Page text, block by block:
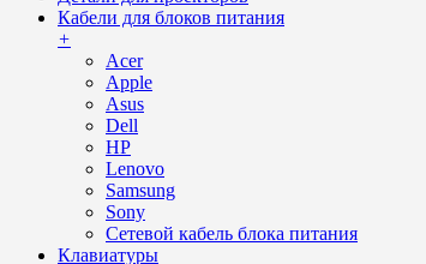
Кабели для блоков питания
+
Acer
Apple
Asus
Dell
HP
Lenovo
Samsung
Sony
Сетевой кабель блока питания
Клавиатуры